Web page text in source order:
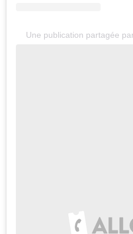
Une publication partagée